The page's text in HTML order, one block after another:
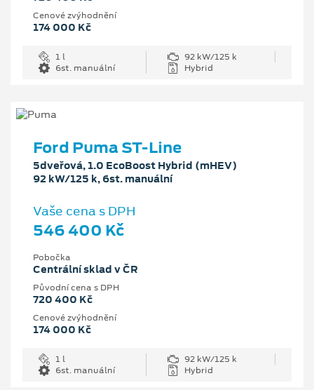
Cenové zvýhodnění
174 000 Kč
1 l
92 kW/125 k
6st. manuální
Hybrid
Ford Puma ST-Line
5dveřová, 1.0 EcoBoost Hybrid (mHEV)
92 kW/125 k, 6st. manuální
Vaše cena s DPH
546 400 Kč
Pobočka
Centrální sklad v ČR
Původní cena s DPH
720 400 Kč
Cenové zvýhodnění
174 000 Kč
1 l
92 kW/125 k
6st. manuální
Hybrid